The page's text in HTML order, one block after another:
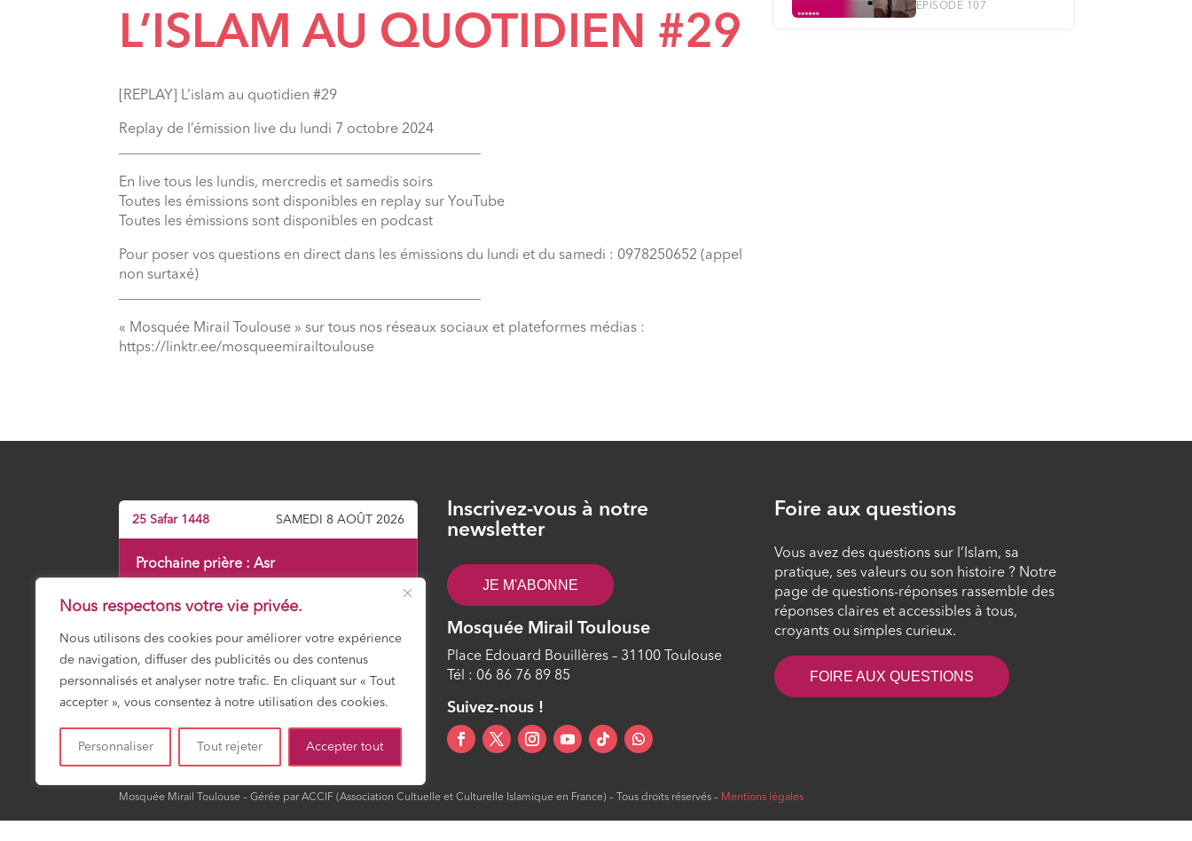
Nous respectons votre vie privée.
Nous utilisons des cookies pour améliorer votre expérience
de navigation, diffuser des publicités ou des contenus
personnalisés et analyser notre trafic. En cliquant sur « Tout
accepter », vous consentez à notre utilisation des cookies.
Personnaliser Tout rejeter Accepter tout
L’ISLAM AU QUOTIDIEN #29
[REPLAY] L’islam au quotidien #29
Replay de l’émission live du lundi 7 octobre 2024
En live tous les lundis, mercredis et samedis soirs
Toutes les émissions sont disponibles en replay sur YouTube
Toutes les émissions sont disponibles en podcast
Pour poser vos questions en direct dans les émissions du lundi et du samedi : 0978250652 (appel
non surtaxé)
« Mosquée Mirail Toulouse » sur tous nos réseaux sociaux et plateformes médias :
⁠https://linktr.ee/mosqueemirailtoulouse
ÉPISODE 107
ÉPISODE 102
L'islam au quotidien
#101
ÉPISODE 101
L'islam au quotidien
#100
25 Safar 1448 SAMEDI 8 AOÛT 2026
Prochaine prière :Asr
15:55
Fajr
03:18
Shuruk
04:51
Dohr
12:01
Asr
15:55
Maghrib
19:13
20:40
Inscrivez-vous à notre
newsletter
JE M'ABONNE
Mosquée Mirail Toulouse
Place Edouard Bouillères – 31100 Toulouse
Tél : 06 86 76 89 85
Suivez-nous !
Foire aux questions
Vous avez des questions sur l’Islam, sa
pratique, ses valeurs ou son histoire ? Notre
page de questions-réponses rassemble des
réponses claires et accessibles à tous,
croyants ou simples curieux.
FOIRE AUX QUESTIONS
Mosquée Mirail Toulouse – Gérée par ACCIF (Association Cultuelle et Culturelle Islamique en France) – Tous droits réservés – Mentions légales